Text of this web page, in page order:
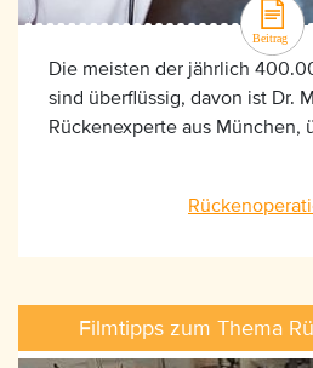
Die meisten der jährlich
sind überflüssig, davon ist Dr.
Rückenexperte aus München,
Filmtipps zum Thema